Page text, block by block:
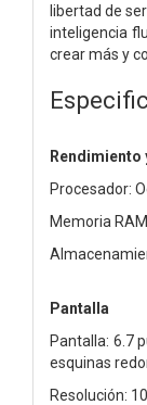
libertad de
inteligencia
crear más y
Rendimiento
Procesador:
Memoria
Pantalla
Pantalla: 6.7
esquinas
Resolución: